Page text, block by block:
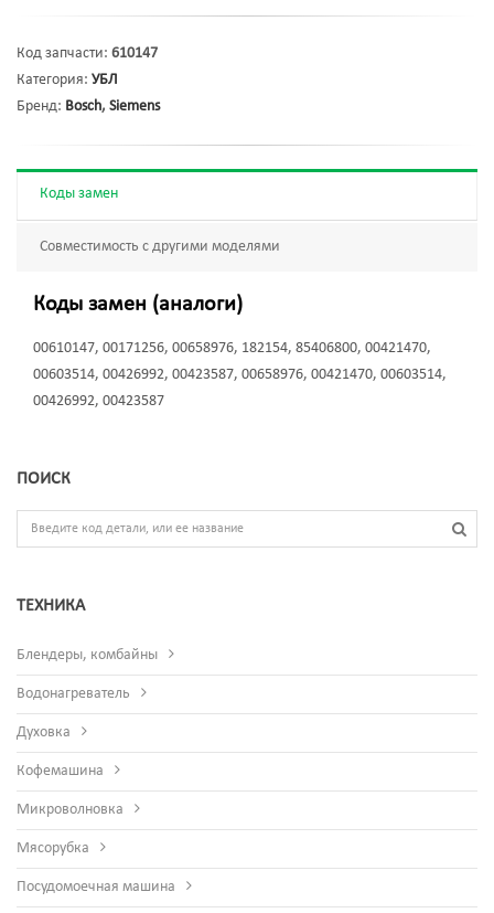
Код запчасти: 610147
Категория: УБЛ
Бренд: Bosch, Siemens
Коды замен
Совместимость с другими моделями
Коды замен (аналоги)
00610147, 00171256, 00658976, 182154, 85406800, 00421470,
00603514, 00426992, 00423587, 00658976, 00421470, 00603514,
00426992, 00423587
ПОИСК
ТЕХНИКА
Блендеры, комбайны
Водонагреватель
Духовка
Кофемашина
Микроволновка
Мясорубка
Посудомоечная машина